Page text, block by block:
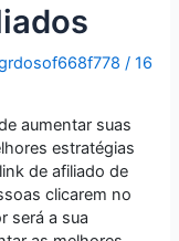
/16
aumentar suas
estratégias
de afiliado de
clicarem no
será a sua